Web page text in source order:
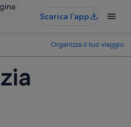
Scarica l’app
Organizza il tuo viaggio